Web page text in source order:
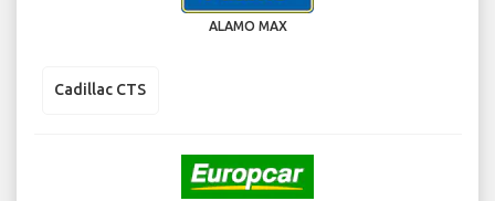
ALAMO MAX
Cadillac CTS